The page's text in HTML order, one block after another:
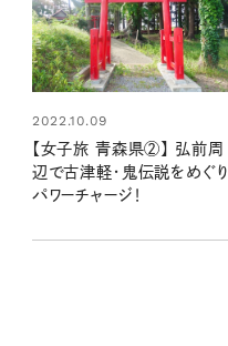
2022.10.09
【女子旅 青森県②】 弘前周
辺で古津軽・鬼伝説をめぐり
パワーチャージ！